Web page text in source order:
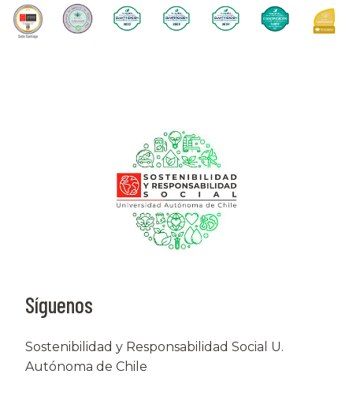
Síguenos
Sostenibilidad y Responsabilidad Social U.
Autónoma de Chile